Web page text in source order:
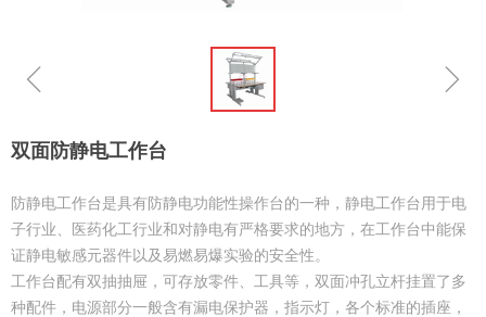
ꁆ ꁇ
双面防静电工作台
防静电工作台是具有防静电功能性操作台的一种，静电工作台用于电
子行业、医药化工行业和对静电有严格要求的地方，在工作台中能保
证静电敏感元器件以及易燃易爆实验的安全性。
工作台配有双抽抽屉，可存放零件、工具等，双面冲孔立杆挂置了多
种配件，电源部分一般含有漏电保护器，指示灯，各个标准的插座，